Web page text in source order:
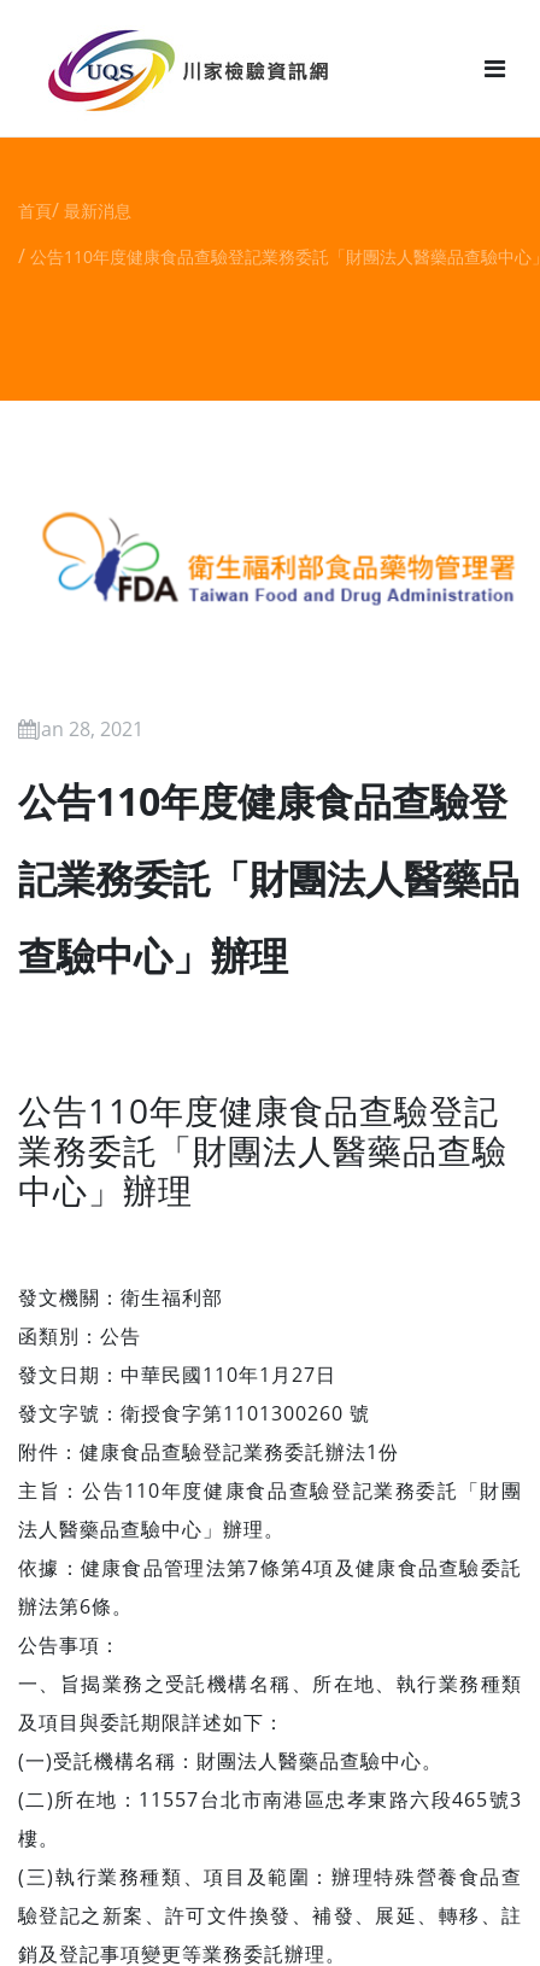
首頁 最新消息
公告110年度健康食品查驗登記業務委託「財團法人醫藥品查驗中心
Jan 28, 2021
公告110年度健康食品查驗登
記業務委託「財團法人醫藥品
查驗中心」辦理
公告110年度健康食品查驗登記
業務委託「財團法人醫藥品查驗
中心」辦理
發文機關：衛生福利部
函類別：公告
發文日期：中華民國110年1月27日
發文字號：衛授食字第1101300260 號
附件：健康食品查驗登記業務委託辦法1份
主旨：公告110年度健康食品查驗登記業務委託「財團
法人醫藥品查驗中心」辦理。
依據：健康食品管理法第7條第4項及健康食品查驗委託
辦法第6條。
公告事項：
一、旨揭業務之受託機構名稱、所在地、執行業務種類
及項目與委託期限詳述如下：
(一)受託機構名稱：財團法人醫藥品查驗中心。
(二)所在地：11557台北市南港區忠孝東路六段465號3
樓。
(三)執行業務種類、項目及範圍：辦理特殊營養食品查
驗登記之新案、許可文件換發、補發、展延、轉移、註
銷及登記事項變更等業務委託辦理。